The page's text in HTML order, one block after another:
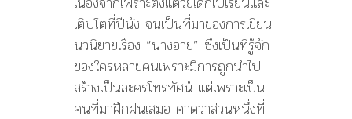
เติบโตที่ปีนัง จนเป็นที่มาของการเขียน
นวนิยายเรื่อง “นางอาย” ซึ่งเป็นที่รู้จัก
ของใครหลายคนเพราะมีการถูกนำไป
สร้างเป็นละครโทรทัศน์ แต่เพราะเป็น
คนที่มาฝึกฝนเสมอ คาดว่าส่วนหนึ่งที่